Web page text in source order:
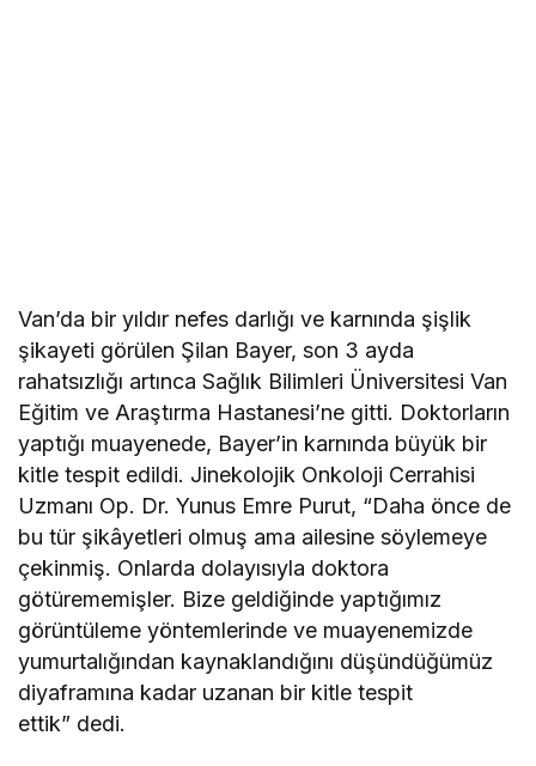
Van’da bir yıldır nefes darlığı ve karnında şişlik
şikayeti görülen Şilan Bayer, son 3 ayda
rahatsızlığı artınca Sağlık Bilimleri Üniversitesi Van
Eğitim ve Araştırma Hastanesi’ne gitti. Doktorların
yaptığı muayenede, Bayer’in karnında büyük bir
kitle tespit edildi. Jinekolojik Onkoloji Cerrahisi
Uzmanı Op. Dr. Yunus Emre Purut, “Daha önce de
bu tür şikâyetleri olmuş ama ailesine söylemeye
çekinmiş. Onlarda dolayısıyla doktora
götürememişler. Bize geldiğinde yaptığımız
görüntüleme yöntemlerinde ve muayenemizde
yumurtalığından kaynaklandığını düşündüğümüz
diyaframına kadar uzanan bir kitle tespit
ettik” dedi.